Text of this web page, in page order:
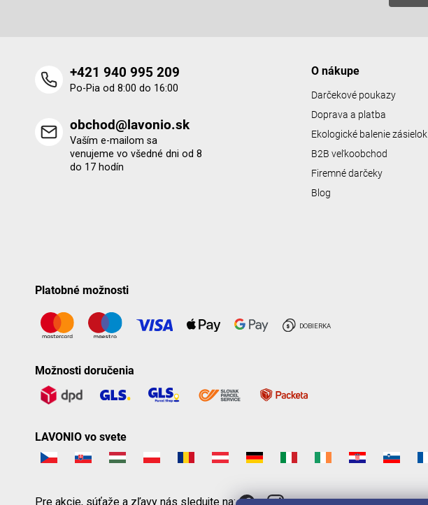
+421 940 995 209
Po-Pia od 8:00 do 16:00
obchod@lavonio.sk
Vaším e-mailom sa
venujeme vo všedné dni od 8
do 17 hodín
O nákupe
Darčekové poukazy
Doprava a platba
Ekologické balenie zásielok
B2B veľkoobchod
Firemné darčeky
Blog
Platobné možnosti
Možnosti doručenia
LAVONIO vo svete
Pre akcie, súťaže a zľavy nás sledujte na: